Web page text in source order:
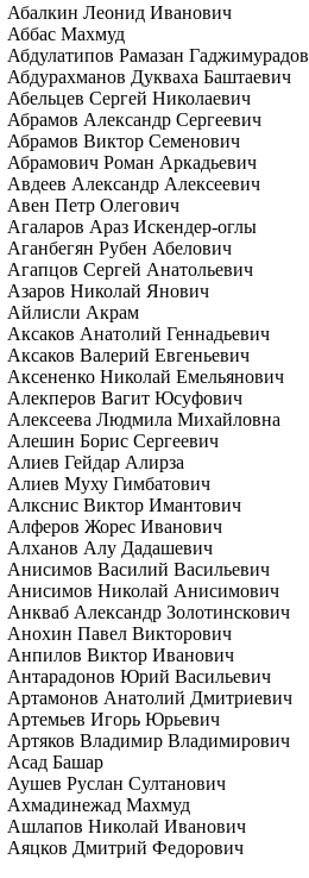
Абалкин Леонид Иванович
Аббас Махмуд
Абдулатипов Рамазан
Абдурахманов Дукваха Баштаевич
Абельцев Сергей Николаевич
Абрамов Александр Сергеевич
Абрамов Виктор Семенович
Абрамович Роман Аркадьевич
Авдеев Александр Алексеевич
Авен Петр Олегович
Агаларов Араз Искендер-оглы
Аганбегян Рубен Абелович
Агапцов Сергей Анатольевич
Азаров Николай Янович
Айлисли Акрам
Аксаков Анатолий Геннадьевич
Аксаков Валерий Евгеньевич
Аксененко Николай Емельянович
Алекперов Вагит Юсуфович
Алексеева Людмила Михайловна
Алешин Борис Сергеевич
Алиев Гейдар Алирза
Алиев Муху Гимбатович
Алкснис Виктор Имантович
Алферов Жорес Иванович
Алханов Алу Дадашевич
Анисимов Василий Васильевич
Анисимов Николай Анисимович
Анкваб Александр Золотинскович
Анохин Павел Викторович
Анпилов Виктор Иванович
Антарадонов Юрий Васильевич
Артамонов Анатолий Дмитриевич
Артемьев Игорь Юрьевич
Артяков Владимир Владимирович
Асад Башар
Аушев Руслан Султанович
Ахмадинежад Махмуд
Ашлапов Николай Иванович
Аяцков Дмитрий Федорович